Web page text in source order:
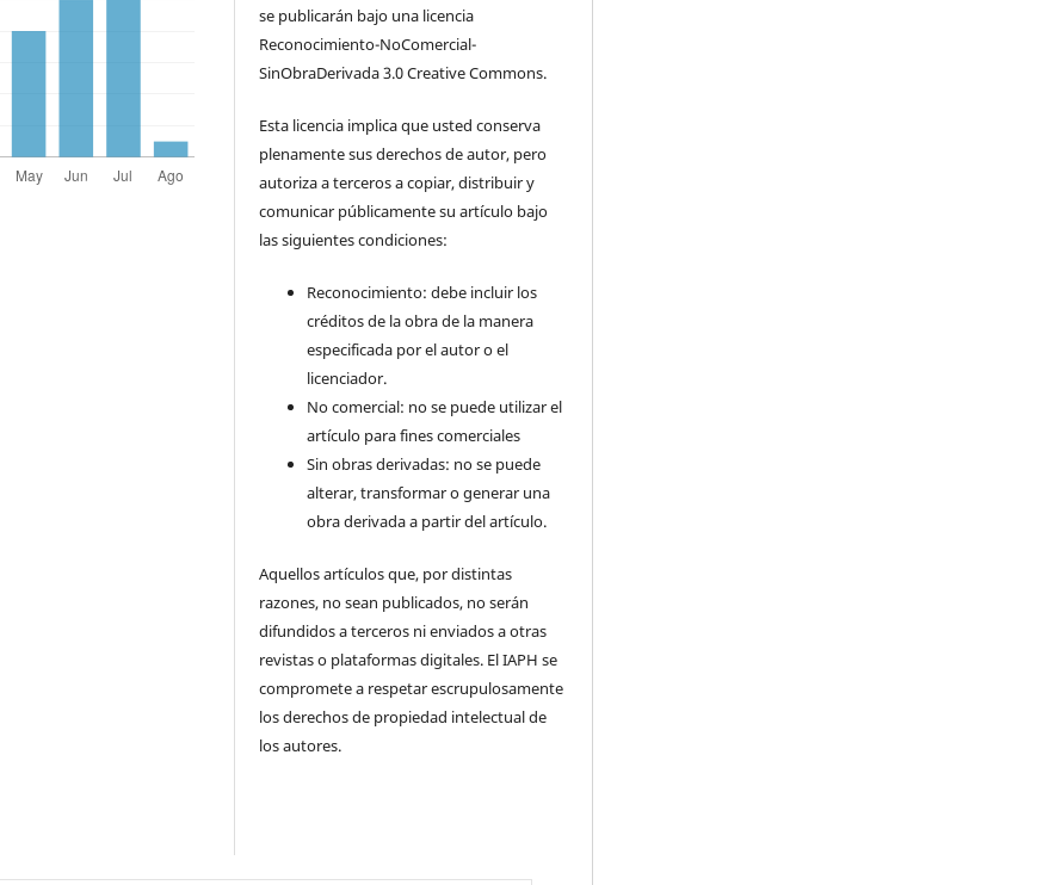
se publicarán bajo una licencia
Reconocimiento-NoComercial-
SinObraDerivada 3.0 Creative Commons.
Esta licencia implica que usted conserva
plenamente sus derechos de autor, pero
autoriza a terceros a copiar, distribuir y
comunicar públicamente su artículo bajo
las siguientes condiciones:
Reconocimiento: debe incluir los
créditos de la obra de la manera
especificada por el autor o el
licenciador.
No comercial: no se puede utilizar el
artículo para fines comerciales
Sin obras derivadas: no se puede
alterar, transformar o generar una
obra derivada a partir del artículo.
Aquellos artículos que, por distintas
razones, no sean publicados, no serán
difundidos a terceros ni enviados a otras
revistas o plataformas digitales. El IAPH se
compromete a respetar escrupulosamente
los derechos de propiedad intelectual de
los autores.